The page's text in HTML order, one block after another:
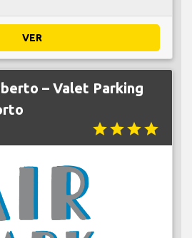
VER
– Valet Parking
starstarstarstar